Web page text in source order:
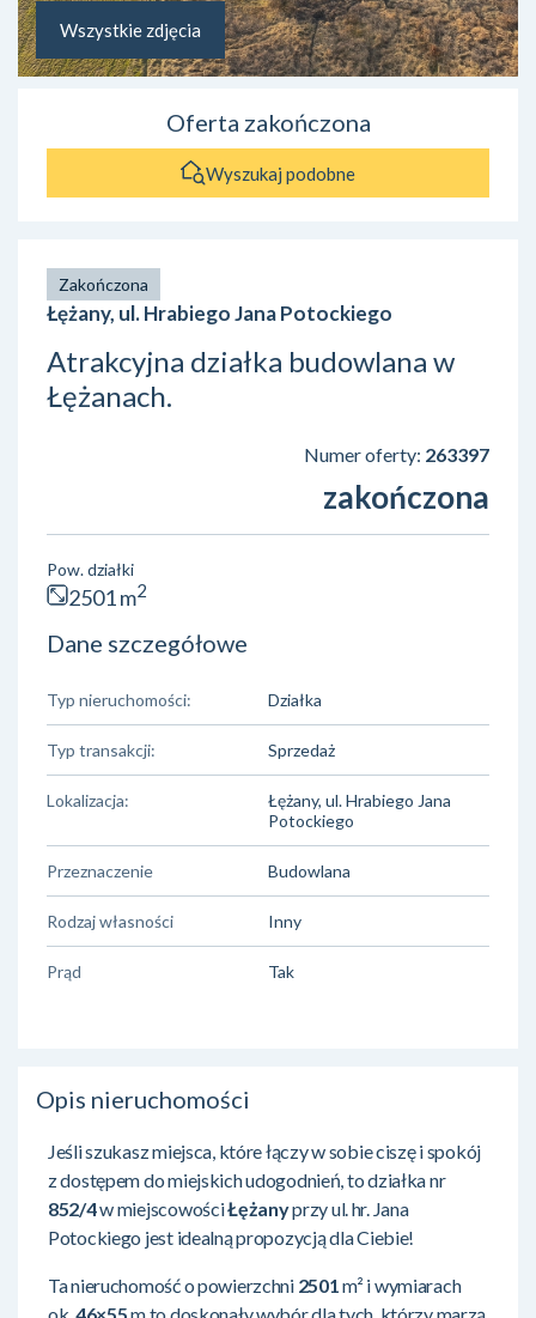
Wszystkie zdjęcia
Oferta zakończona
Wyszukaj podobne
Zakończona
Łężany, ul. Hrabiego Jana Potockiego
Atrakcyjna działka budowlana w
Łężanach.
Numer oferty: 263397
zakończona
Pow. działki
2501 m2
Dane szczegółowe
Typ nieruchomości: Działka
Typ transakcji: Sprzedaż
Lokalizacja:
Łężany, ul. Hrabiego Jana
Potockiego
Przeznaczenie Budowlana
Rodzaj własności Inny
Prąd Tak
Opis nieruchomości
Jeśli szukasz miejsca, które łączy w sobie ciszę i spokój
z dostępem do miejskich udogodnień, to działka nr
852/4w miejscowościŁężanyprzy ul. hr. Jana
Potockiego jest idealną propozycją dla Ciebie!
Ta nieruchomość o powierzchni 2501m² i wymiarach